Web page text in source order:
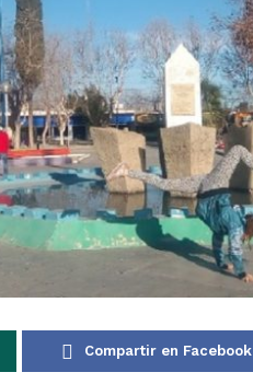
Compartir en Facebook